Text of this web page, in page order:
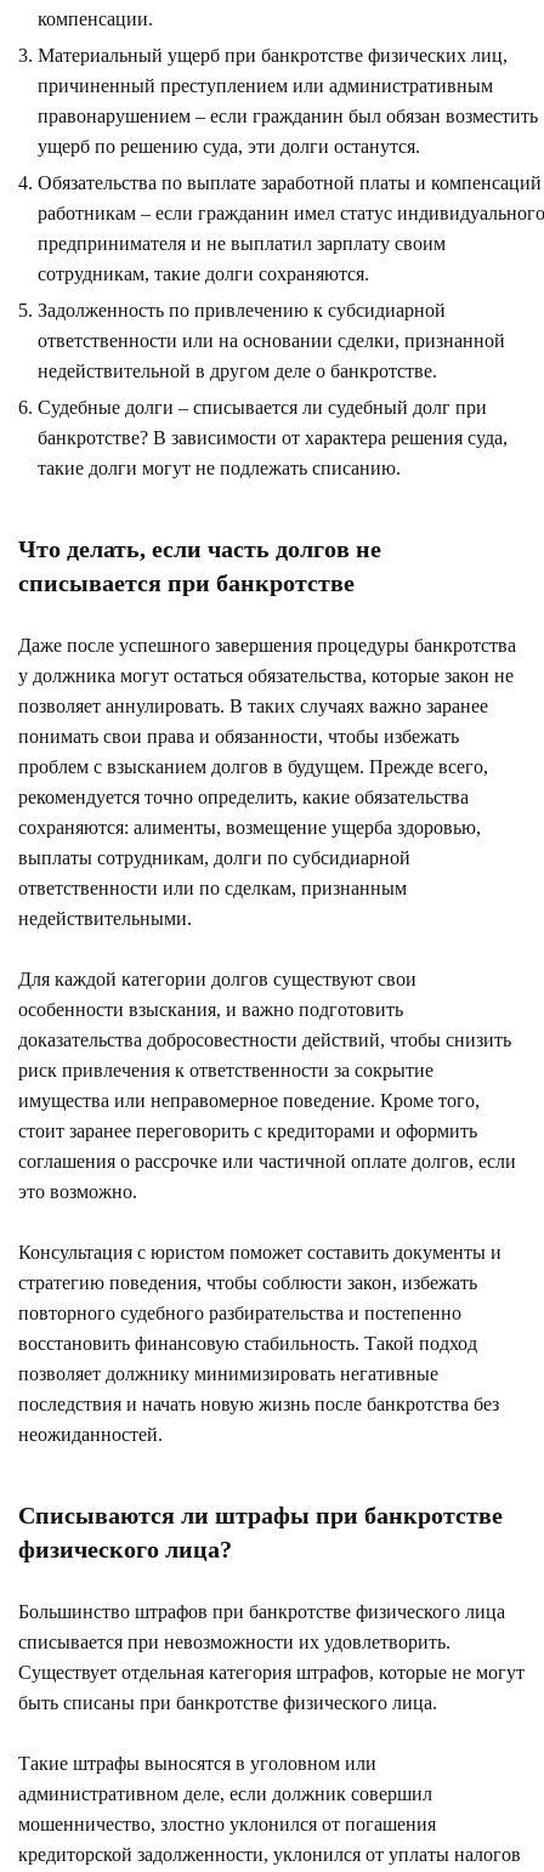
компенсации.
Материальный ущерб при банкротстве физических лиц,
причиненный преступлением или административным
правонарушением – если гражданин был обязан возместить
ущерб по решению суда, эти долги останутся.
Обязательства по выплате заработной платы и компенсаций
работникам – если гражданин имел статус индивидуального
предпринимателя и не выплатил зарплату своим
сотрудникам, такие долги сохраняются.
Задолженность по привлечению к субсидиарной
ответственности или на основании сделки, признанной
недействительной в другом деле о банкротстве.
Судебные долги – списывается ли судебный долг при
банкротстве? В зависимости от характера решения суда,
такие долги могут не подлежать списанию.
Что делать, если часть долгов не
списывается при банкротстве
Даже после успешного завершения процедуры банкротства
у должника могут остаться обязательства, которые закон не
позволяет аннулировать. В таких случаях важно заранее
понимать свои права и обязанности, чтобы избежать
проблем с взысканием долгов в будущем. Прежде всего,
рекомендуется точно определить, какие обязательства
сохраняются: алименты, возмещение ущерба здоровью,
выплаты сотрудникам, долги по субсидиарной
ответственности или по сделкам, признанным
недействительными.
Для каждой категории долгов существуют свои
особенности взыскания, и важно подготовить
доказательства добросовестности действий, чтобы снизить
риск привлечения к ответственности за сокрытие
имущества или неправомерное поведение. Кроме того,
стоит заранее переговорить с кредиторами и оформить
соглашения о рассрочке или частичной оплате долгов, если
это возможно.
Консультация с юристом поможет составить документы и
стратегию поведения, чтобы соблюсти закон, избежать
повторного судебного разбирательства и постепенно
восстановить финансовую стабильность. Такой подход
позволяет должнику минимизировать негативные
последствия и начать новую жизнь после банкротства без
неожиданностей.
Списываются ли штрафы при банкротстве
физического лица?
Большинство штрафов при банкротстве физического лица
списывается при невозможности их удовлетворить.
Существует отдельная категория штрафов, которые не могут
быть списаны при банкротстве физического лица.
Такие штрафы выносятся в уголовном или
административном деле, если должник совершил
мошенничество, злостно уклонился от погашения
кредиторской задолженности, уклонился от уплаты налогов